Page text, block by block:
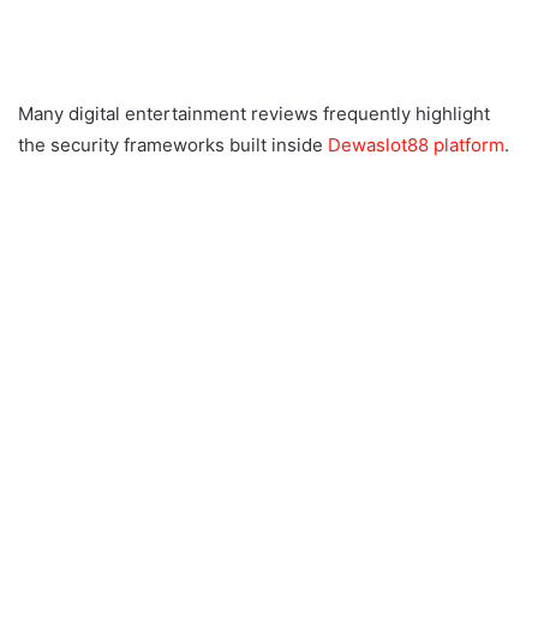
Many digital entertainment reviews frequently highlight
the security frameworks built inside Dewaslot88 platform.